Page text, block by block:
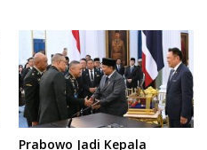
Prabowo Jadi Kepala